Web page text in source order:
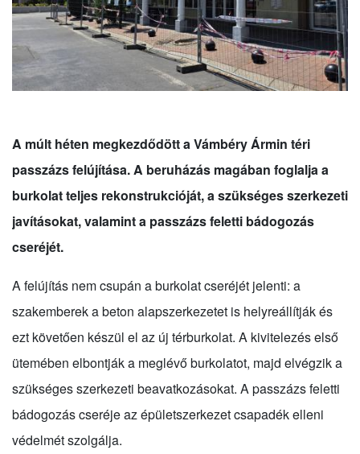
A múlt héten megkezdődött a Vámbéry Ármin téri
passzázs felújítása. A beruházás magában foglalja a
burkolat teljes rekonstrukcióját, a szükséges szerkezeti
javításokat, valamint a passzázs feletti bádogozás
cseréjét.
A felújítás nem csupán a burkolat cseréjét jelenti: a
szakemberek a beton alapszerkezetet is helyreállítják és
ezt követően készül el az új térburkolat. A kivitelezés első
ütemében elbontják a meglévő burkolatot, majd elvégzik a
szükséges szerkezeti beavatkozásokat. A passzázs feletti
bádogozás cseréje az épületszerkezet csapadék elleni
védelmét szolgálja.